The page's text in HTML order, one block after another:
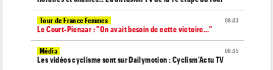
08:33
Tour de France Femmes
Le Court-Pienaar : "On avait besoin de cette victoire..."
08:25
Média
Les vidéos cyclisme sont sur Dailymotion : Cyclism'Actu TV